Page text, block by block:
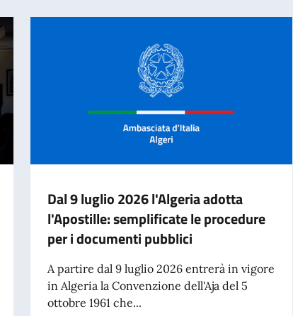
Dal 9 luglio 2026 l'Algeria adotta
l'Apostille: semplificate le procedure
per i documenti pubblici
A partire dal 9 luglio 2026 entrerà in vigore
in Algeria la Convenzione dell'Aja del 5
ottobre 1961 che...